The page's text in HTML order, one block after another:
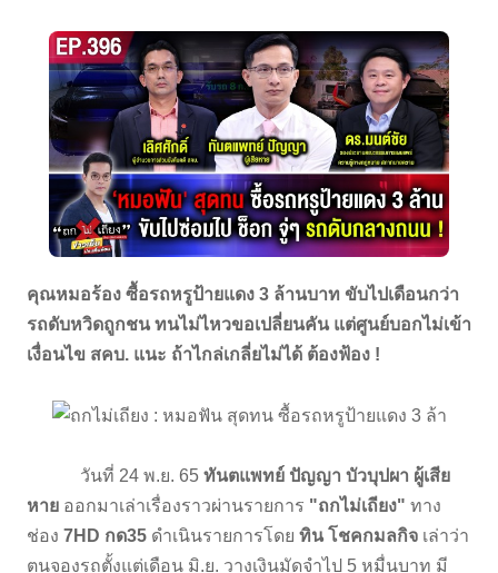
คุณหมอร้อง ซื้อรถหรูป้ายแดง 3 ล้านบาท ขับไปเดือนกว่า
รถดับหวิดถูกชน ทนไม่ไหวขอเปลี่ยนคัน แต่ศูนย์บอกไม่เข้า
เงื่อนไข สคบ. แนะ ถ้าไกล่เกลี่ยไม่ได้ ต้องฟ้อง !
วันที่ 24 พ.ย. 65 ทันตแพทย์ ปัญญา บัวบุปผา ผู้เสีย
หาย ออกมาเล่าเรื่องราวผ่านรายการ "ถกไม่เถียง" ทาง
ช่อง 7HD กด35 ดำเนินรายการโดย ทิน โชคกมลกิจ เล่าว่า
ตนจองรถตั้งแต่เดือน มิ.ย. วางเงินมัดจำไป 5 หมื่นบาท มี